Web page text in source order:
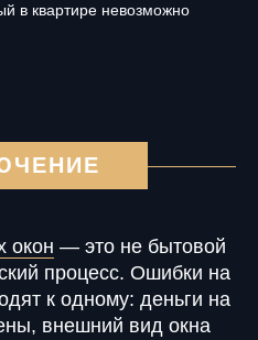
в квартире невозможно
окон — это не бытовой
процесс. Ошибки на
к одному: деньги на
внешний вид окна